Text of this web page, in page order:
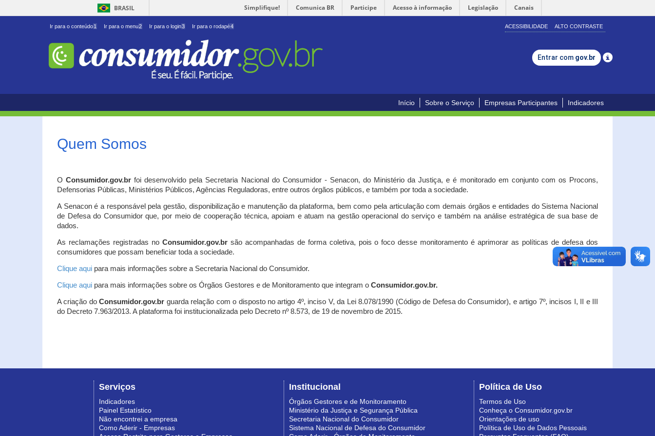
BRASIL Simplifique! Comunica BR Participe Acesso à informação Legislação Canais
Ir para o conteúdo1 Ir para o menu2 Ir para o login3 Ir para o rodapé4 ACESSIBILIDADE ALTO CONTRASTE
Entrar com gov.br
Início Sobre o Serviço Empresas Participantes Indicadores
Quem Somos
OConsumidor.gov.br foi desenvolvido pela Secretaria Nacional do Consumidor - Senacon, do Ministério da Justiça, e é monitorado em conjunto com os Procons,
Defensorias Públicas, Ministérios Públicos, Agências Reguladoras, entre outros órgãos públicos, e também por toda a sociedade.
A Senacon é a responsável pela gestão, disponibilização e manutenção da plataforma, bem como pela articulação com demais órgãos e entidades do Sistema Nacional
de Defesa do Consumidor que, por meio de cooperação técnica, apoiam e atuam na gestão operacional do serviço e também na análise estratégica de sua base de
dados.
As reclamações registradas no Consumidor.gov.brsão acompanhadas de forma coletiva, pois o foco desse monitoramento é aprimorar as políticas de defesa dos
consumidores que possam beneficiar toda a sociedade.
Clique aqui para mais informações sobre a Secretaria Nacional do Consumidor.
Clique aqui para mais informações sobre os Órgãos Gestores e de Monitoramento que integram o Consumidor.gov.br.
A criação doConsumidor.gov.br guarda relação com o disposto no artigo 4º, inciso V, da Lei 8.078/1990 (Código de Defesa do Consumidor), e artigo 7º, incisos I, II e III
do Decreto 7.963/2013. A plataforma foi institucionalizada pelo Decreto nº 8.573, de 19 de novembro de 2015.
Serviços
Indicadores
Painel Estatístico
Não encontrei a empresa
Como Aderir - Empresas
Institucional
Órgãos Gestores e de Monitoramento
Ministério da Justiça e Segurança Pública
Secretaria Nacional do Consumidor
Sistema Nacional de Defesa do Consumidor
Política de Uso
Termos de Uso
Conheça o Consumidor.gov.br
Orientações de uso
Política de Uso de Dados Pessoais